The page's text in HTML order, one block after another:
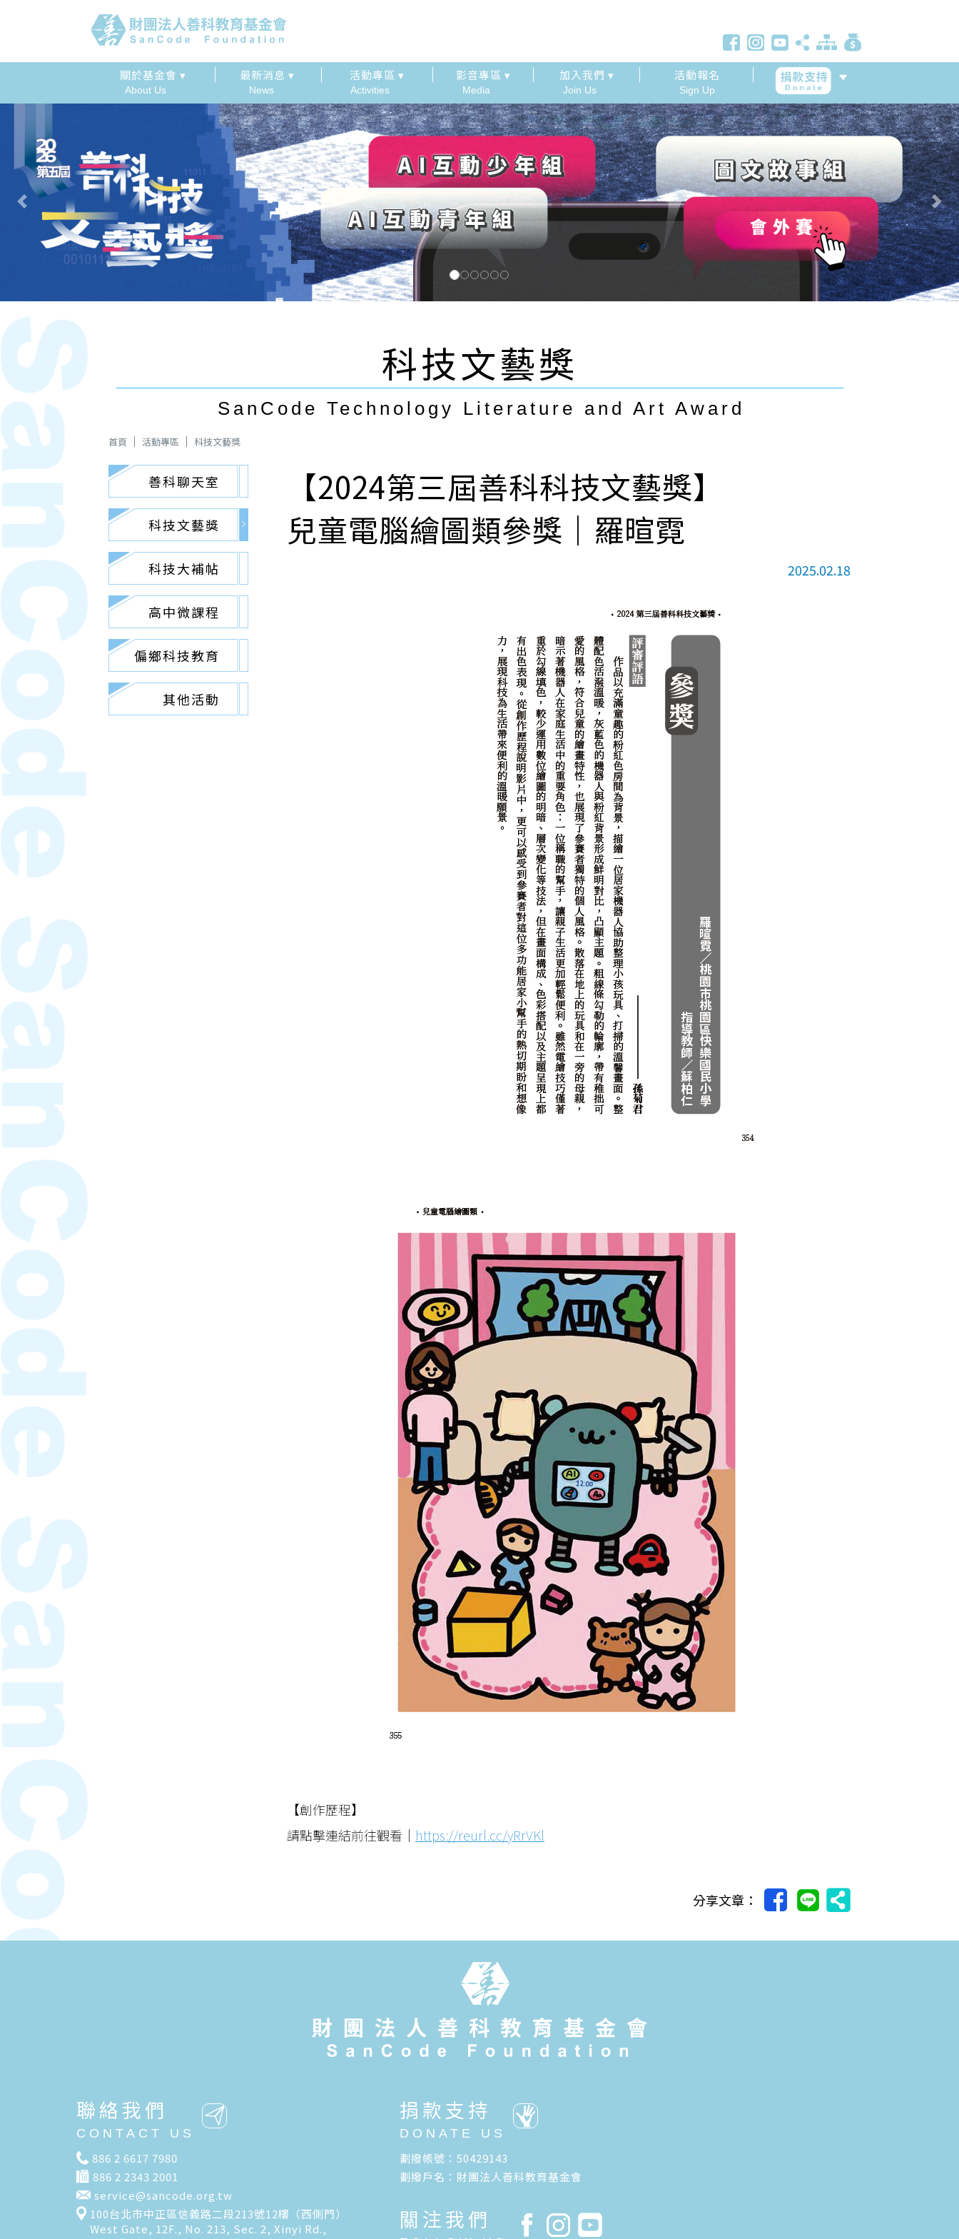
關於基金會 ▾
About Us
最新消息 ▾
News
活動專區 ▾
Activities
影音專區 ▾
Media
加入我們 ▾
Join Us
活動報名
Sign Up
Previous Next
科技文藝獎
SanCode Technology Literature and Art Award
首頁 活動專區 科技文藝獎
善科聊天室
科技文藝獎
科技大補帖
高中微課程
偏鄉科技教育
其他活動
【2024第三屆善科科技文藝獎】
兒童電腦繪圖類參獎｜羅暄霓
2025.02.18
【創作歷程】
請點擊連結前往觀看｜ https://reurl.cc/yRrVKl
分享文章：
聯絡我們
CONTACT US
886 2 6617 7980
886 2 2343 2001
service@sancode.org.tw
100台北市中正區信義路二段213號12樓（西側門）
West Gate, 12F., No. 213, Sec. 2, Xinyi Rd.,
捐款支持
DONATE US
劃撥帳號：50429143
劃撥戶名：財團法人善科教育基金會
關注我們